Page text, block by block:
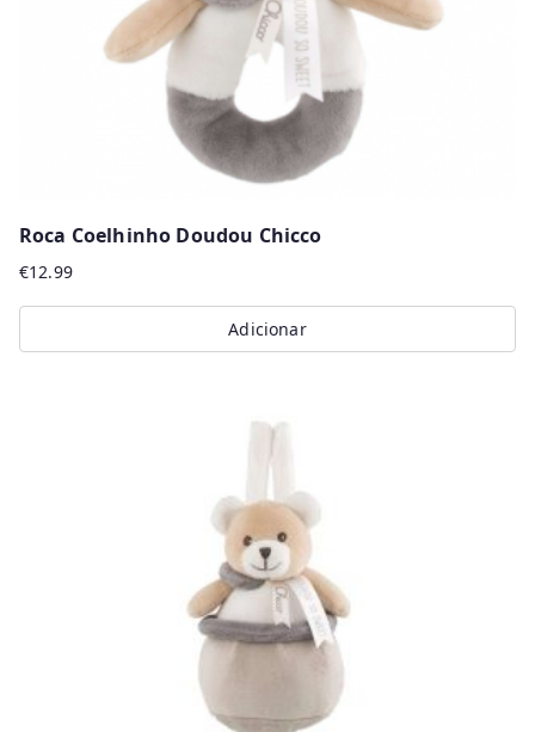
Roca Coelhinho Doudou Chicco
€12.99
Adicionar